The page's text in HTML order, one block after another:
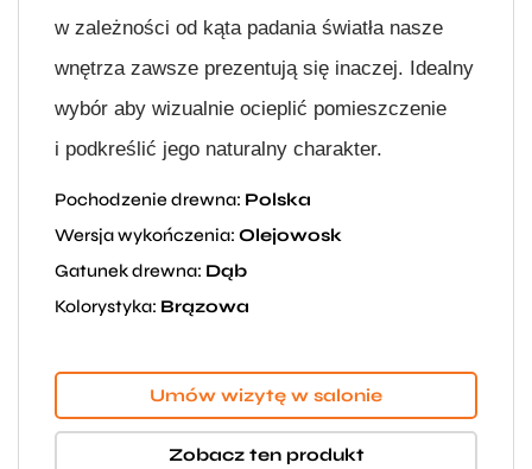
w zależności od kąta padania światła nasze
wnętrza zawsze prezentują się inaczej. Idealny
wybór aby wizualnie ocieplić pomieszczenie
i podkreślić jego naturalny charakter.
Pochodzenie drewna: Polska
Wersja wykończenia: Olejowosk
Gatunek drewna: Dąb
Kolorystyka: Brązowa
Umów wizytę w salonie
Zobacz ten produkt